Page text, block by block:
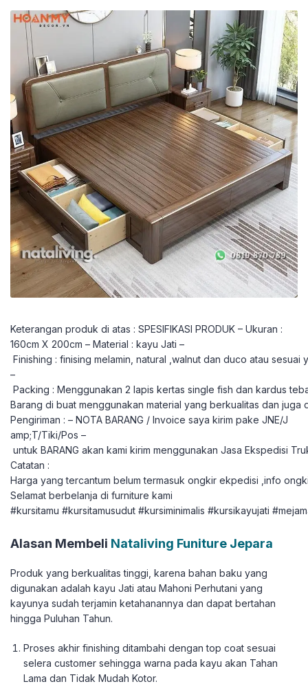
Keterangan produk di atas : SPESIFIKASI PRODUK – Ukuran :
160cm X 200cm – Material : kayu Jati –
Finishing : finising melamin, natural ,walnut dan duco atau sesuai
–
Packing : Menggunakan 2 lapis kertas single fish dan kardus
Barang di buat menggunakan material yang berkualitas dan
Pengiriman : – NOTA BARANG / Invoice saya kirim pake JNE/J
amp;T/Tiki/Pos –
untuk BARANG akan kami kirim menggunakan Jasa Ekspedisi
Catatan :
Harga yang tercantum belum termasuk ongkir ekpedisi ,info
Selamat berbelanja di furniture kami
#kursitamu #kursitamusudut #kursiminimalis #kursikayujati
Alasan Membeli Nataliving Funiture Jepara
Produk yang berkualitas tinggi, karena bahan baku yang
digunakan adalah kayu Jati atau Mahoni Perhutani yang
kayunya sudah terjamin ketahanannya dan dapat bertahan
hingga Puluhan Tahun.
Proses akhir finishing ditambahi dengan top coat sesuai
selera customer sehingga warna pada kayu akan Tahan
Lama dan Tidak Mudah Kotor.